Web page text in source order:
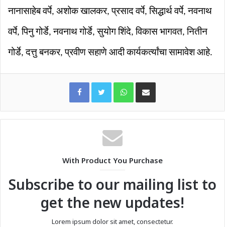
नानासाहेब वर्पे, अशोक खालकर, प्रसाद वर्पे, सिद्धार्थ वर्पे, नवनाथ
वर्पे, पिनु गोर्डे, नवनाथ गोर्डे, सुयोग शिंदे, विकास भागवत, नितीन
गोर्डे, दत्तु बनकर, प्रवीण सहाणे आदी कार्यकर्त्यांचा सामावेश आहे.
WhatsAppShare via Email
With Product You Purchase
Subscribe to our mailing list to
get the new updates!
Lorem ipsum dolor sit amet, consectetur.